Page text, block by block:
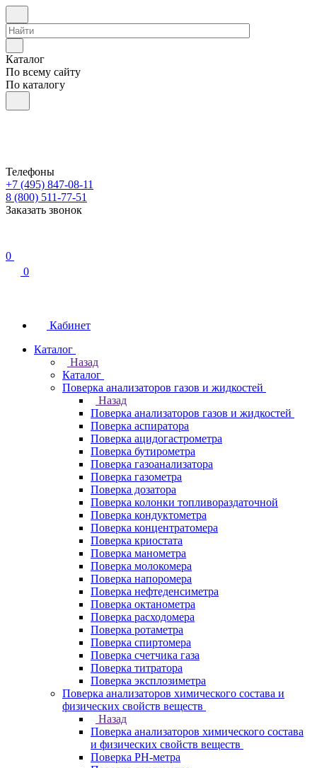
Каталог
По всему сайту
По каталогу
Телефоны
+7 (495) 847-08-11
8 (800) 511-77-51
Заказать звонок
0
0
Кабинет
Каталог
Назад
Каталог
Поверка анализаторов газов и жидкостей
Назад
Поверка анализаторов газов и жидкостей
Поверка аспиратора
Поверка ацидогастрометра
Поверка бутирометра
Поверка газоанализатора
Поверка газометра
Поверка дозатора
Поверка колонки топливораздаточной
Поверка кондуктометра
Поверка концентратомера
Поверка криостата
Поверка манометра
Поверка молокомера
Поверка напоромера
Поверка нефтеденсиметра
Поверка октанометра
Поверка расходомера
Поверка ротаметра
Поверка спиртомера
Поверка счетчика газа
Поверка титратора
Поверка эксплозиметра
Поверка анализаторов химического состава и
физических свойств веществ
Назад
Поверка анализаторов химического состава
и физических свойств веществ
Поверка PH-метра